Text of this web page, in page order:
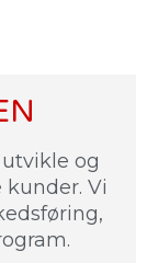
og
Vi